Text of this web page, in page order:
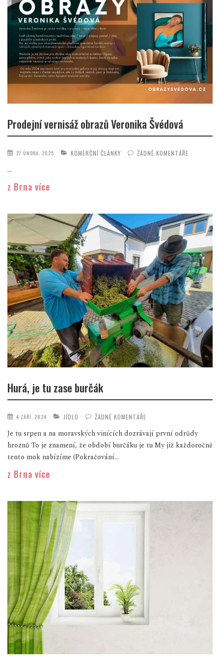
Prodejní vernisáž obrazů Veronika Švédová
27 ÚNORA, 2025 KOMERČNÍ ČLÁNKY ŽÁDNÉ KOMENTÁŘE
...
z Brna více
Hurá, je tu zase burčák
4 ZÁŘÍ, 2024 JÍDLO ŽÁDNÉ KOMENTÁŘE
Je tu srpen a na moravských vinících dozrávají první odrůdy
hroznů To je znamení, že období burčáku je tu My již každoročně
tento mok nabízíme (Pokračování...
z Brna více